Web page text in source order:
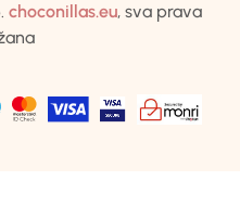
choconillas.eu, sva prava